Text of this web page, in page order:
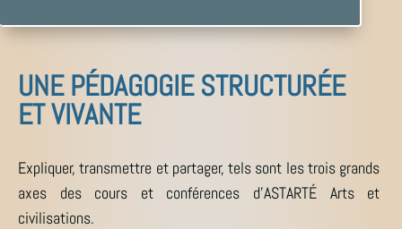
UNE PÉDAGOGIE STRUCTURÉE
ET VIVANTE
Expliquer, transmettre et partager, tels sont les trois grands
axes des cours et conférences d’ASTARTÉ Arts et
civilisations.